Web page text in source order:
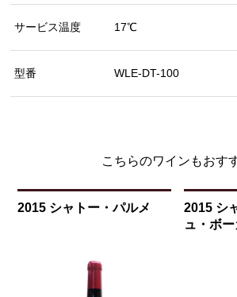
サービス温度 17℃
型番 WLE-DT-100
こちらのワインもおす
2015 シャトー・パルメ
2015 シ
ュ・ボ